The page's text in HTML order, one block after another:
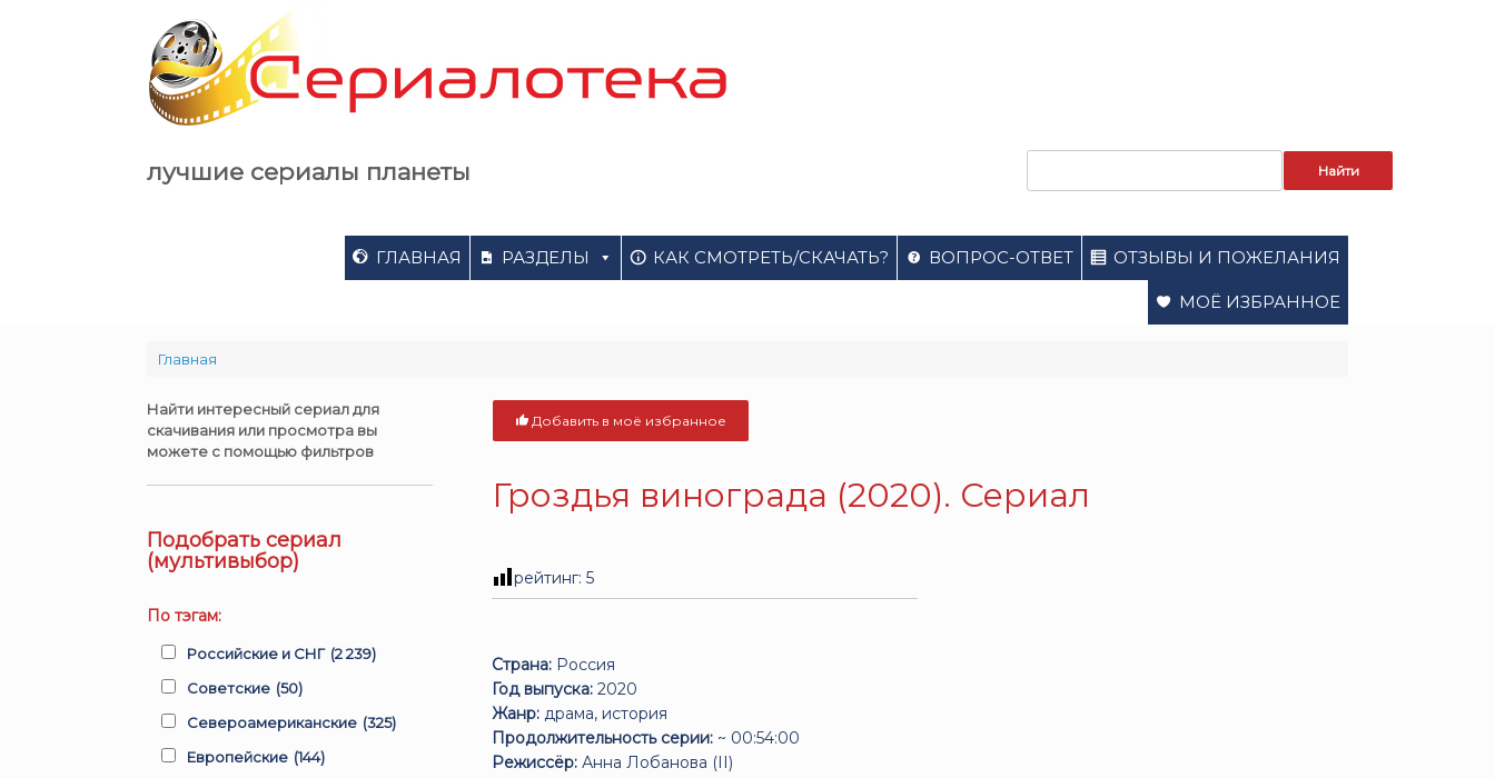
лучшие сериалы планеты
ГЛАВНАЯ РАЗДЕЛЫ КАК СМОТРЕТЬ/СКАЧАТЬ? ВОПРОС-ОТВЕТ ОТЗЫВЫ И ПОЖЕЛАНИЯ
МОЁ ИЗБРАННОЕ
Главная
Добавить в моё избранное
Гроздья винограда (2020). Сериал
рейтинг:5
Страна: Россия
Год выпуска: 2020
Жанр: драма, история
Продолжительность серии: ~ 00:54:00
Режиссёр: Анна Лобанова (II)
Найти интересный сериал для
скачивания или просмотра вы
можете с помощью фильтров
Подобрать сериал
(мультивыбор)
По тэгам:
Российские и СНГ (2 239)
Советские (50)
Североамериканские (325)
Европейские (144)